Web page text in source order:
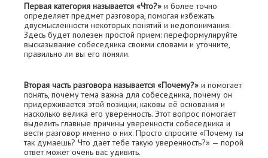
Первая категория называется «Что?» и более точно
определяет предмет разговора, помогая избежать
двусмысленности некоторых понятий и недопонимания.
Здесь будет полезен простой прием: переформулируйте
высказывание собеседника своими словами и уточните,
правильно ли вы его поняли.
Вторая часть разговора называется «Почему?» и помогает
понять, почему тема важна для собеседника, почему он
придерживается этой позиции, каковы её основания и
насколько велика его уверенность. Этот вопрос помогает
выделить главные причины уверенности собеседника и
вести разговор именно о них. Просто спросите «Почему ты
так думаешь? Что дает тебе такую уверенность?» — порой
ответ может очень вас удивить.